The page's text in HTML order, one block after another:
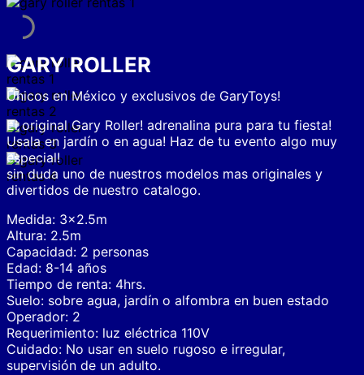
GARY ROLLER
Únicos en México y exclusivos de GaryToys!
El original Gary Roller! adrenalina pura para tu fiesta!
Usala en jardín o en agua! Haz de tu evento algo muy
especial!
sin duda uno de nuestros modelos mas originales y
divertidos de nuestro catalogo.
Medida: 3×2.5m
Altura: 2.5m
Capacidad: 2 personas
Edad: 8-14 años
Tiempo de renta: 4hrs.
Suelo: sobre agua, jardín o alfombra en buen estado
Operador: 2
Requerimiento: luz eléctrica 110V
Cuidado: No usar en suelo rugoso e irregular,
supervisión de un adulto.